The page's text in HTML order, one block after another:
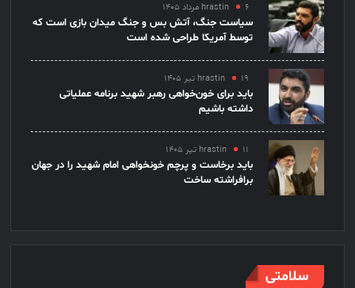
hrastin ۶ مرداد ۱۴۰۵
سیاست جنگ، آتش بس و جنگ میدان بازی است که
توسط آمریکا طراحی شده است
hrastin ۱۹ تیر ۱۴۰۵
باید برای خون‌خواهی رهبر شهید برنامه عملیاتی
داشته باشیم
hrastin ۱۱ تیر ۱۴۰۵
باید برخاست و پرچم خونخواهی امام شهید را در جهان
برافراشته ساخت
سلامتی